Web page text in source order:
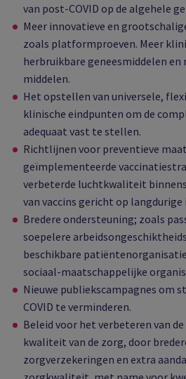
van post-COVID op de algehele
Meer innovatieve en
zoals platformproeven. Meer
herbruikbare geneesmiddelen en
middelen.
Het opstellen van universele,
klinische eindpunten om de
adequaat vast te stellen.
Richtlijnen voor preventieve
geïmplementeerde
verbeterde luchtkwaliteit
van vaccins gericht op
Bredere ondersteuning; zoals
soepelere
beschikbare
sociaal-maatschappelijke
Nieuwe publiekscampagnes om
COVID te verminderen.
Beleid voor het verbeteren van
kwaliteit van de zorg, door
zorgverzekeringen en extra